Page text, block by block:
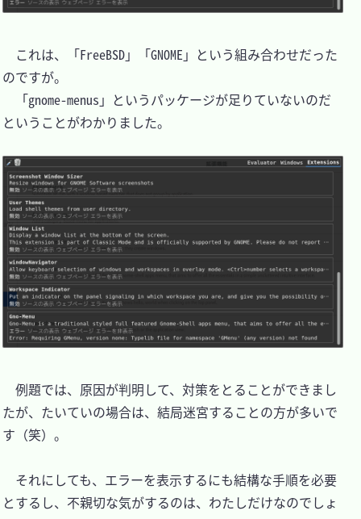
これは、「FreeBSD」「GNOME」という組み合わせだった
のですが。
「gnome-menus」というパッケージが足りていないのだ
ということがわかりました。
例題では、原因が判明して、対策をとることができまし
たが、たいていの場合は、結局迷宮することの方が多いで
す（笑）。
それにしても、エラーを表示するにも結構な手順を必要
とするし、不親切な気がするのは、わたしだけなのでしょ